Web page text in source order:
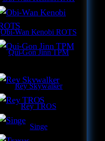
Obi-Wan Kenobi ROTS
Qui-Gon Jinn TPM
Rey Skywalker
Rey TROS
Singe